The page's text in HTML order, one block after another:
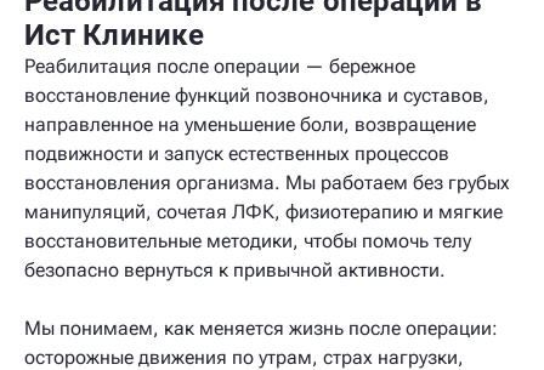
Ист Клинике
Реабилитация после операции — бережное
восстановление функций позвоночника и суставов,
направленное на уменьшение боли, возвращение
подвижности и запуск естественных процессов
восстановления организма. Мы работаем без грубых
манипуляций, сочетая ЛФК, физиотерапию и мягкие
восстановительные методики, чтобы помочь телу
безопасно вернуться к привычной активности.
Мы понимаем, как меняется жизнь после операции:
осторожные движения по утрам, страх нагрузки,